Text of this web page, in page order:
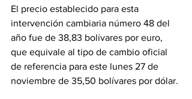
El precio establecido para esta
intervención cambiaria número 48 del
año fue de 38,83 bolívares por euro,
que equivale al tipo de cambio oficial
de referencia para este lunes 27 de
noviembre de 35,50 bolívares por dólar.